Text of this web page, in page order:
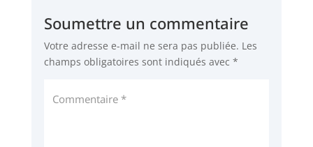
Soumettre un commentaire
Votre adresse e-mail ne sera pas publiée. Les
champs obligatoires sont indiqués avec *